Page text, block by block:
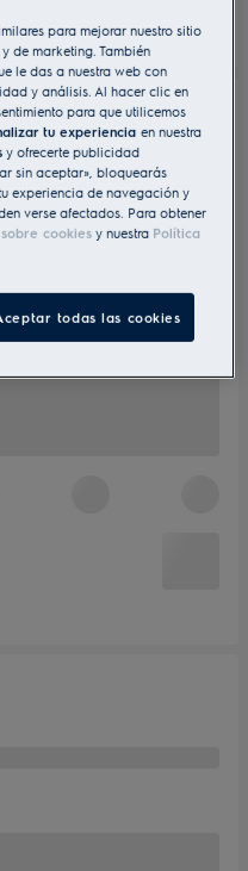
para mejorar nuestro sitio
de marketing. También
le das a nuestra web con
y análisis. Al hacer clic en
para que utilicemos
tu experienciaen nuestra
y ofrecerte publicidad
sin aceptar», bloquearás
experiencia de navegación y
verse afectados. Para obtener
cookiesy nuestra Política
todas las cookies